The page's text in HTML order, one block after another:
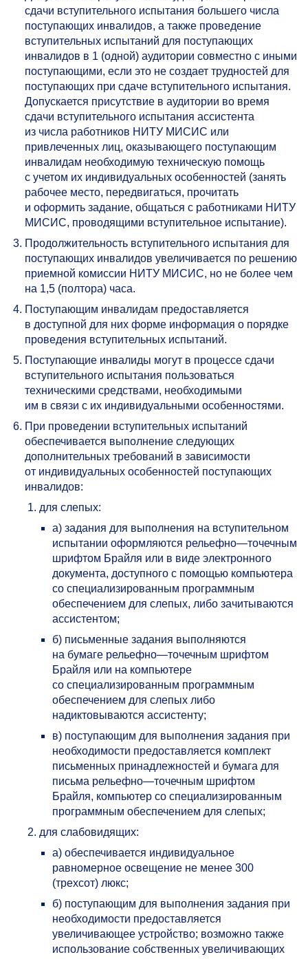
сдачи вступительного испытания большего числа
поступающих инвалидов, а также проведение
вступительных испытаний для поступающих
инвалидов в 1 (одной) аудитории совместно с иными
поступающими, если это не создает трудностей для
поступающих при сдаче вступительного испытания.
Допускается присутствие в аудитории во время
сдачи вступительного испытания ассистента
из числа работников НИТУ МИСИС или
привлеченных лиц, оказывающего поступающим
инвалидам необходимую техническую помощь
с учетом их индивидуальных особенностей (занять
рабочее место, передвигаться, прочитать
и оформить задание, общаться с работниками НИТУ
МИСИС, проводящими вступительное испытание).
Продолжительность вступительного испытания для
поступающих инвалидов увеличивается по решению
приемной комиссии НИТУ МИСИС, но не более чем
на 1,5 (полтора) часа.
Поступающим инвалидам предоставляется
в доступной для них форме информация о порядке
проведения вступительных испытаний.
Поступающие инвалиды могут в процессе сдачи
вступительного испытания пользоваться
техническими средствами, необходимыми
им в связи с их индивидуальными особенностями.
При проведении вступительных испытаний
обеспечивается выполнение следующих
дополнительных требований в зависимости
от индивидуальных особенностей поступающих
инвалидов:
для слепых:
а) задания для выполнения на вступительном
испытании оформляются рельефно—точечным
шрифтом Брайля или в виде электронного
документа, доступного с помощью компьютера
со специализированным программным
обеспечением для слепых, либо зачитываются
ассистентом;
б) письменные задания выполняются
на бумаге рельефно—точечным шрифтом
Брайля или на компьютере
со специализированным программным
обеспечением для слепых либо
надиктовываются ассистенту;
в) поступающим для выполнения задания при
необходимости предоставляется комплект
письменных принадлежностей и бумага для
письма рельефно—точечным шрифтом
Брайля, компьютер со специализированным
программным обеспечением для слепых;
для слабовидящих:
а) обеспечивается индивидуальное
равномерное освещение не менее 300
(трехсот) люкс;
б) поступающим для выполнения задания при
необходимости предоставляется
увеличивающее устройство; возможно также
использование собственных увеличивающих